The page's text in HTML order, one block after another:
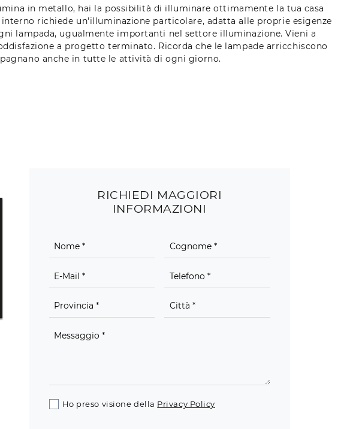
in metallo, hai la possibilità di illuminare ottimamente la tua casa
richiede un'illuminazione particolare, adatta alle proprie esigenze
lampada, ugualmente importanti nel settore illuminazione. Vieni a
a progetto terminato. Ricorda che le lampade arricchiscono
anche in tutte le attività di ogni giorno.
RICHIEDI MAGGIORI
INFORMAZIONI
Ho preso visione della Privacy Policy